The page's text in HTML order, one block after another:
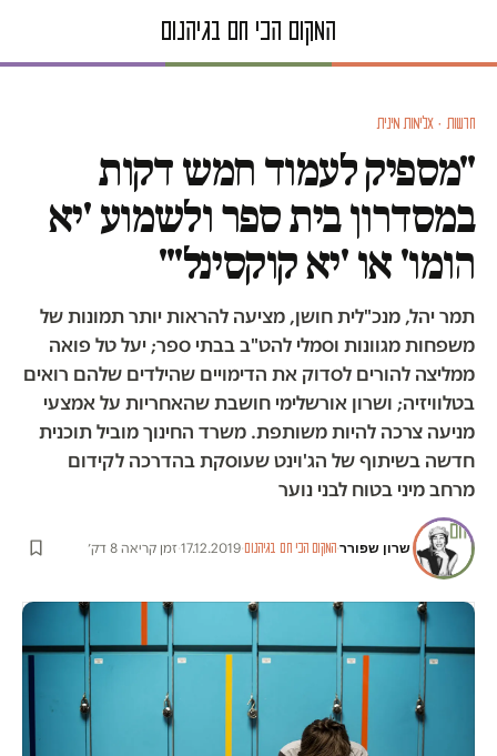
חדשות · אלימות מינית
"מספיק לעמוד חמש דקות
במסדרון בית ספר ולשמוע 'יא
הומו' או 'יא קוקסינל'"
תמר יהל, מנכ"לית חושן, מציעה להראות יותר תמונות של
משפחות מגוונות וסמלי להט"ב בבתי ספר; יעל טל פואה
ממליצה להורים לסדוק את הדימויים שהילדים שלהם רואים
בטלוויזיה; ושרון אורשלימי חושבת שהאחריות על אמצעי
מניעה צרכה להיות משותפת. משרד החינוך מוביל תוכנית
חדשה בשיתוף של הג'וינט שעוסקת בהדרכה לקידום
מרחב מיני בטוח לבני נוער
שרון שפורר·המקום הכי חם בגיהנום·
17.12.2019
·זמן קריאה 8 דק׳